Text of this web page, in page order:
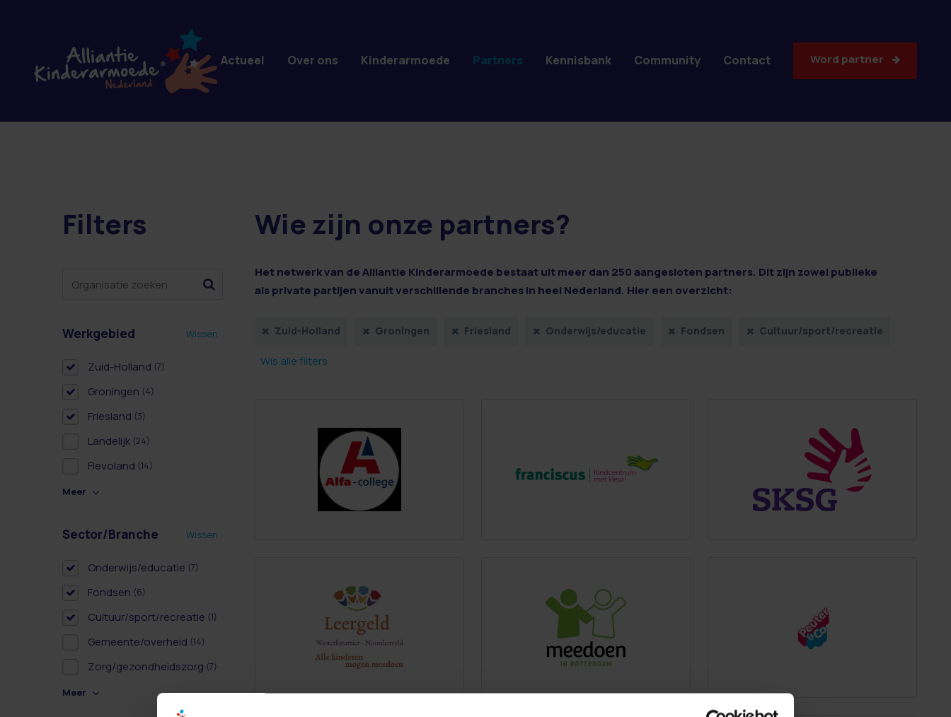
14 resultaten
Filters
Werkgebied Wissen
Zuid-Holland (7)
Groningen (4)
Friesland (3)
Landelijk (24)
Flevoland (14)
Meer
Sector/Branche Wissen
Onderwijs/educatie (7)
Fondsen (6)
Cultuur/sport/recreatie (1)
Gemeente/overheid (14)
Zorg/gezondheidszorg (7)
Meer
Wie zijn onze partners?
Het netwerk van de Alliantie Kinderarmoede bestaat uit meer dan 250 aangesloten partners. Dit zijn zowel publieke
als private partijen vanuit verschillende branches in heel Nederland. Hier een overzicht:
Zuid-Holland Groningen Friesland Onderwijs/educatie Fondsen Cultuur/sport/recreatie
Wis alle filters
Actueel Over ons Kinderarmoede Partners Kennisbank Community Contact Word partner